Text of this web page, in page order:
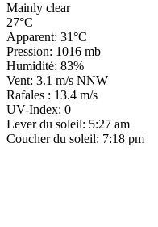
Mainly clear
27°C
Apparent: 31°C
Pression: 1016 mb
Humidité: 83%
Vent: 3.1 m/s NNW
Rafales : 13.4 m/s
UV-Index: 0
Lever du soleil: 5:27 am
Coucher du soleil: 7:18 pm